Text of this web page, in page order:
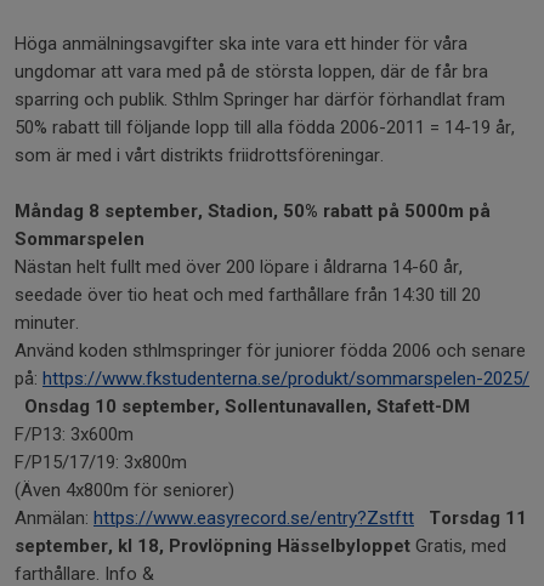
Höga anmälningsavgifter ska inte vara ett hinder för våra
ungdomar att vara med på de största loppen, där de får bra
sparring och publik. Sthlm Springer har därför förhandlat fram
50% rabatt till följande lopp till alla födda 2006-2011 = 14-19 år,
som är med i vårt distrikts friidrottsföreningar.
Måndag 8 september, Stadion, 50% rabatt på 5000m på
Sommarspelen
Nästan helt fullt med över 200 löpare i åldrarna 14-60 år,
seedade över tio heat och med farthållare från 14:30 till 20
minuter.
Använd koden sthlmspringer för juniorer födda 2006 och senare
på: https://www.fkstudenterna.se/produkt/sommarspelen-2025/
Onsdag 10 september, Sollentunavallen, Stafett-DM
F/P13: 3x600m
F/P15/17/19: 3x800m
(Även 4x800m för seniorer)
Anmälan: https://www.easyrecord.se/entry?Zstftt
Torsdag 11
september, kl 18, Provlöpning Hässelbyloppet Gratis, med
farthållare. Info &